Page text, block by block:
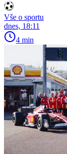
Vše o sportu
dnes, 18:11
4 min